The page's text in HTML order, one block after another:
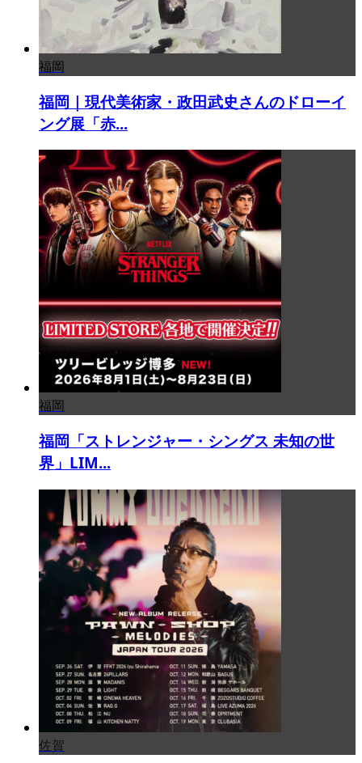
福岡
福岡｜現代美術家・政田武史さんのドローイ
ング展「赤...
福岡
福岡「ストレンジャー・シングス 未知の世
界」LIM...
佐賀